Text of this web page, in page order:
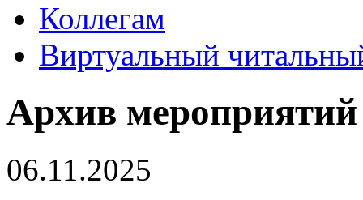
Коллегам
Виртуальный
Архив мероприятий
06.11.2025